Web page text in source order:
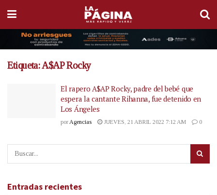
Etiqueta:A$AP Rocky
El rapero A$AP Rocky, padre del bebé que
espera la cantante Rihanna, fue detenido en
Los Ángeles
por Agencias JUEVES, 21 ABRIL 2022 7:12 AM 0
Entradas recientes